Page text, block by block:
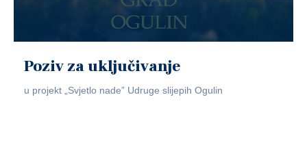
Poziv za uključivanje
u projekt „Svjetlo nade” Udruge slijepih Ogulin